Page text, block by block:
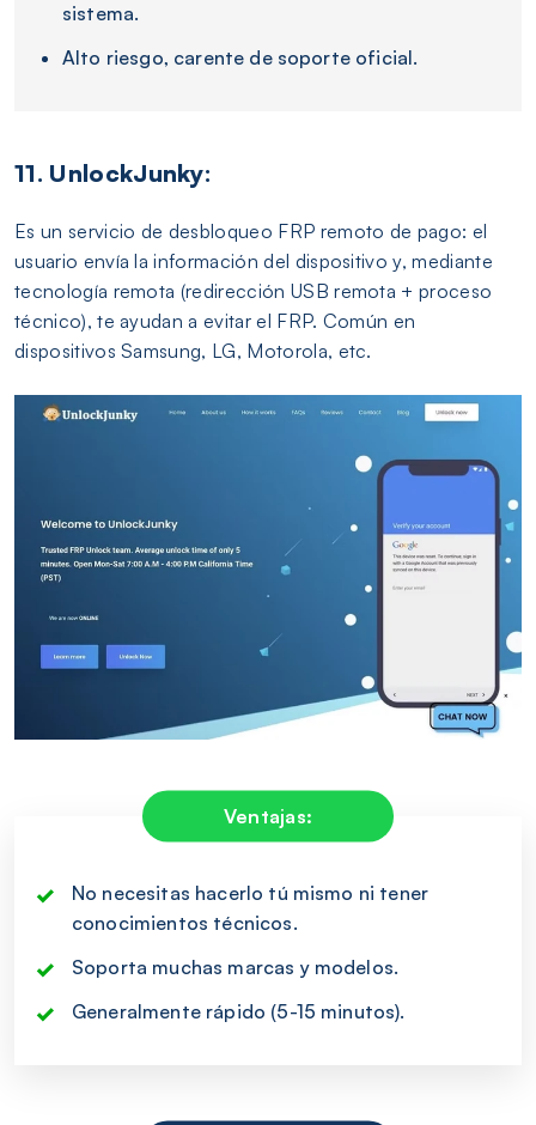
sistema.
Alto riesgo, carente de soporte oficial.
11. UnlockJunky:
Es un servicio de desbloqueo FRP remoto de pago: el
usuario envía la información del dispositivo y, mediante
tecnología remota (redirección USB remota + proceso
técnico), te ayudan a evitar el FRP. Común en
dispositivos Samsung, LG, Motorola, etc.
Ventajas:
No necesitas hacerlo tú mismo ni tener
conocimientos técnicos.
Soporta muchas marcas y modelos.
Generalmente rápido (5-15 minutos).